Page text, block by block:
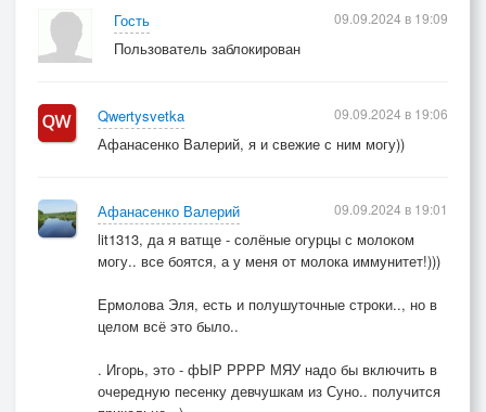
Гость
Пользователь заблокирован
09.09.2024 в 19:09
Qwertysvetka
Афанасенко Валерий, я и свежие с ним могу))
09.09.2024 в 19:06
Афанасенко Валерий
lit1313, да я ватще - солёные огурцы с молоком
могу.. все боятся, а у меня от молока иммунитет!)))
Ермолова Эля, есть и полушуточные строки.., но в
целом всё это было..
. Игорь, это - фЫР РРРР МЯУ надо бы включить в
очередную песенку девчушкам из Суно.. получится
09.09.2024 в 19:01